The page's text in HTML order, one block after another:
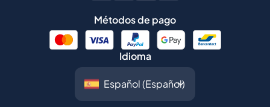
Métodos de pago
Idioma